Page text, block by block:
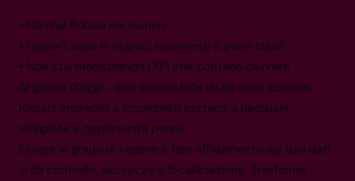
• Non hai fiducia nei numeri
• I report sono in ritardo, incoerenti o poco chiari
• Non stai monitorando i KPI che contano davvero
Al giorno d’oggi, i dati sono la linfa vitale delle aziende.
Report imprecisi o incompleti portano a decisioni
sbagliate e opportunità perse.
Essere in grado di vedere e fare affidamento sui tuoi dati
ti dà controllo, sicurezza e focalizzazione. Trasforma